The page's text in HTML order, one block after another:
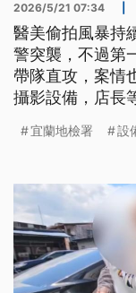
2026/5/21 07:34
醫美偷拍風暴持
警突襲，不過第
帶隊直攻，案情
攝影設備，店長
宜蘭地檢署 設